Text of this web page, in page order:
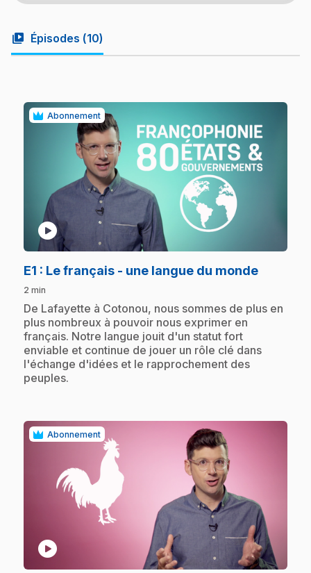
video_library Épisodes (10)
Abonnement
play_circle
E1 : Le français - une langue du monde.
2 min
.De Lafayette à Cotonou, nous sommes de plus en
plus nombreux à pouvoir nous exprimer en
français. Notre langue jouit d'un statut fort
enviable et continue de jouer un rôle clé dans
l'échange d'idées et le rapprochement des
peuples.
Abonnement
play_circle